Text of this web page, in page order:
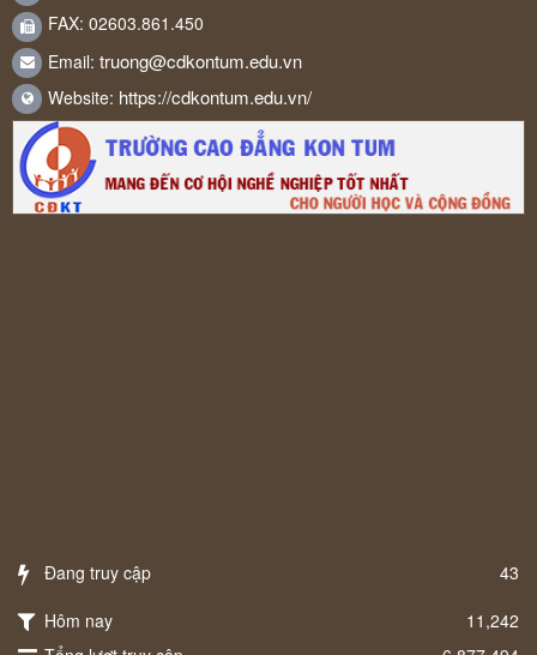
FAX: 02603.861.450
Email: truong@cdkontum.edu.vn
Website: https://cdkontum.edu.vn/
Đang truy cập
43
Hôm nay
11,242